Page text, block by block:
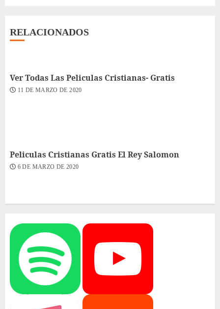
RELACIONADOS
Ver Todas Las Peliculas Cristianas- Gratis
11 DE MARZO DE 2020
Peliculas Cristianas Gratis El Rey Salomon
6 DE MARZO DE 2020